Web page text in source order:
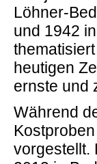
Löhner-
und 1942
heutigen
ernste und
Während
vorgestellt.